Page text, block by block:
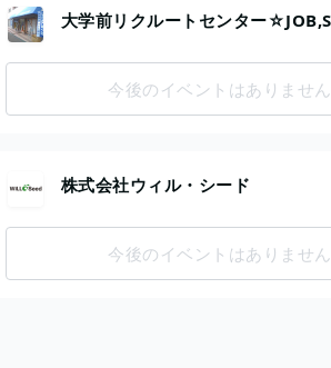
大学前リクルートセンター
今後のイベントはありません
株式会社ウィル・シード
今後のイベントはありません